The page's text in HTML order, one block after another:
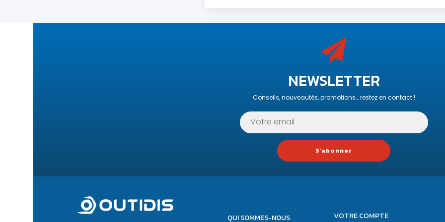
NEWSLETTER
Conseils, nouveautés, promotions… restez en contact !
S’abonner
QUI SOMMES-NOUS VOTRE COMPTE